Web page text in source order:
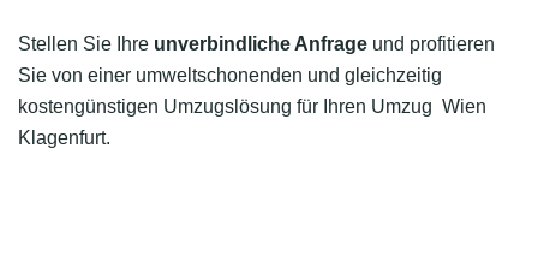
Stellen Sie Ihre unverbindliche Anfrage und profitieren
Sie von einer umweltschonenden und gleichzeitig
kostengünstigen Umzugslösung für Ihren Umzug Wien
Klagenfurt.